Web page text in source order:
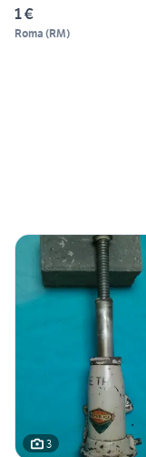
1 €
Roma (RM)
3